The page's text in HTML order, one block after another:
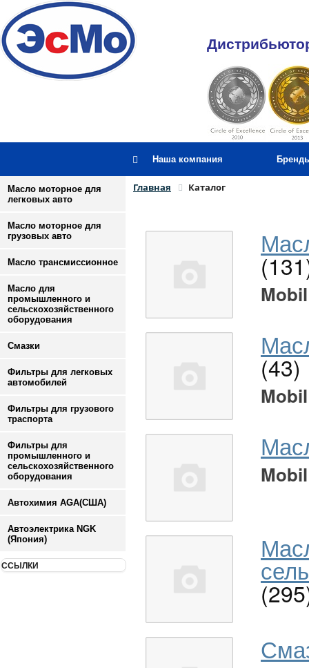
Наша компания
Масло моторное для
легковых авто
Масло моторное для
грузовых авто
Масло трансмиссионное
Масло для
промышленного и
сельскохозяйственного
оборудования
Смазки
Фильтры для легковых
автомобилей
Фильтры для грузового
траспорта
Фильтры для
промышленного и
сельскохозяйственного
оборудования
Автохимия AGA(США)
Автоэлектрика NGK
(Япония)
ССЫЛКИ
Главная Каталог
Mobil
(43)
Mobil
Mobil